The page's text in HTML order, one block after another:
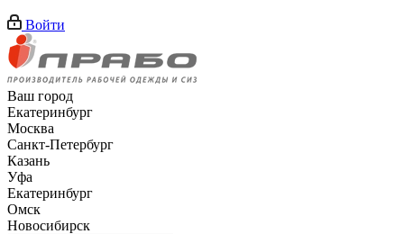
Войти
Ваш город
Екатеринбург
Москва
Санкт-Петербург
Казань
Уфа
Екатеринбург
Омск
Новосибирск